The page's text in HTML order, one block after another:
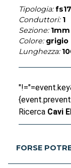
Tipologia: fs17
Conduttori: 1
Sezione: 1mm
Colore: grigio
Lunghezza:
Ricerca Cavi
FORSE